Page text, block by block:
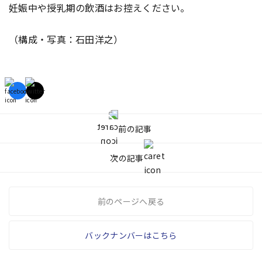
妊娠中や授乳期の飲酒はお控えください。
（構成・写真：石田洋之）
前の記事
次の記事
前のページへ戻る
バックナンバーはこちら